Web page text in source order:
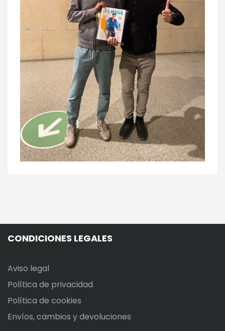
CONDICIONES LEGALES
Aviso legal
Política de privacidad
Política de cookies
Envíos, cambios y devoluciones